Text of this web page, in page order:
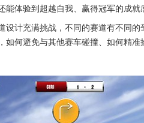
体验到超越自我、赢得冠军的成就
设计充满挑战，不同的赛道有不同
如何避免与其他赛车碰撞、如何精